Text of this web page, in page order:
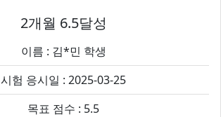
2개월 6.5달성
이름 : 김*민 학생
시험 응시일 : 2025-03-25
목표 점수 : 5.5